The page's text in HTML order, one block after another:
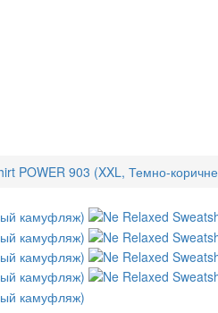
POWER 903 (XXL, Темно-